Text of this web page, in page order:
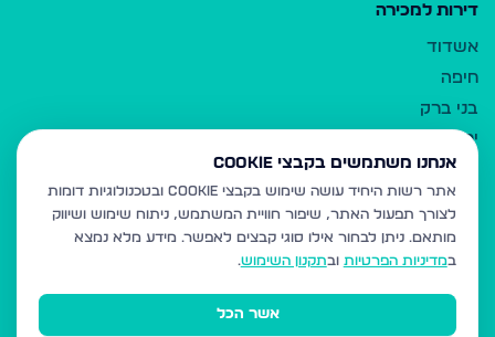
דירות למכירה
אשדוד
חיפה
בני ברק
ירושלים
אלעד
גבעת זאב
בית שמש
רכסים
מודיעין עילית
אנחנו משתמשים בקבצי Cookie
אתר רשות היחיד עושה שימוש בקבצי Cookie ובטכנולוגיות דומות
לצורך תפעול האתר, שיפור חוויית המשתמש, ניתוח שימוש ושיווק
מותאם. ניתן לבחור אילו סוגי קבצים לאפשר. מידע מלא נמצא
במדיניות הפרטיות ובתקנון השימוש.
אשר הכל